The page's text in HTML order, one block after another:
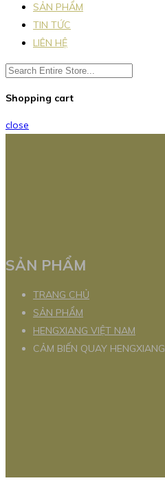
SẢN PHẨM
TIN TỨC
LIÊN HỆ
Shopping cart
close
SẢN PHẨM
TRANG CHỦ
SẢN PHẨM
HENGXIANG VIỆT NAM
CẢM BIẾN QUAY HENGXIANG